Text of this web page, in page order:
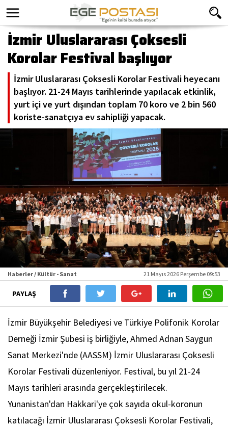
İzmir Uluslararası Çoksesli
Korolar Festival başlıyor
İzmir Uluslararası Çoksesli Korolar Festivali heyecanı
başlıyor. 21-24 Mayıs tarihlerinde yapılacak etkinlik,
yurt içi ve yurt dışından toplam 70 koro ve 2 bin 560
koriste-sanatçıya ev sahipliği yapacak.
Haberler / Kültür - Sanat 21 Mayıs 2026 Perşembe 09:53
PAYLAŞ
İzmir Büyükşehir Belediyesi ve Türkiye Polifonik Korolar
Derneği İzmir Şubesi iş birliğiyle, Ahmed Adnan Saygun
Sanat Merkezi'nde (AASSM) İzmir Uluslararası Çoksesli
Korolar Festivali düzenleniyor. Festival, bu yıl 21-24
Mayıs tarihleri arasında gerçekleştirilecek.
Yunanistan'dan Hakkari'ye çok sayıda okul-koronun
katılacağı İzmir Uluslararası Çoksesli Korolar Festivali,